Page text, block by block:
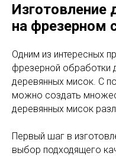
Изготовление
на фрезерном
Одним из интересных
фрезерной обработки
деревянных мисок. С
можно создать
деревянных мисок
Первый шаг в
выбор подходящего